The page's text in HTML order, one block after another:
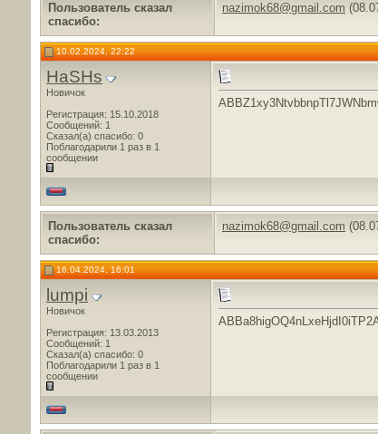
Пользователь сказал
cпасибо:
nazimok68@gmail.com
10.02.2024, 22:22
HaSHs
Новичок
Регистрация: 15.10.2018
Сообщений: 1
Сказал(а) спасибо: 0
Поблагодарили 1 раз в 1
сообщении
Пользователь сказал
cпасибо:
nazimok68@gmail.com
16.04.2024, 16:01
lumpi
Новичок
Регистрация: 13.03.2013
Сообщений: 1
Сказал(а) спасибо: 0
Поблагодарили 1 раз в 1
сообщении